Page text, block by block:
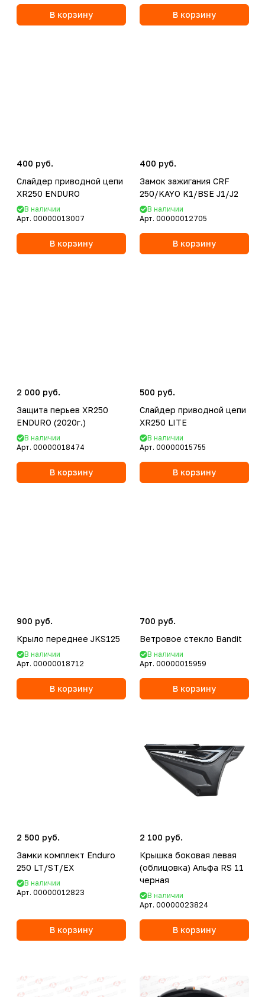
В корзину В корзину
400 руб.
Слайдер приводной цепи
XR250 ENDURO
В наличии
Арт. 00000013007
В корзину
400 руб.
Замок зажигания CRF
250/KAYO K1/BSE J1/J2
В наличии
Арт. 00000012705
В корзину
2 000 руб.
Защита перьев XR250
ENDURO (2020г.)
В наличии
Арт. 00000018474
В корзину
500 руб.
Слайдер приводной цепи
XR250 LITE
В наличии
Арт. 00000015755
В корзину
900 руб.
Крыло переднее JKS125
В наличии
Арт. 00000018712
В корзину
700 руб.
Ветровое стекло Bandit
В наличии
Арт. 00000015959
В корзину
2 500 руб.
Замки комплект Enduro
250 LT/ST/EX
В наличии
Арт. 00000012823
В корзину
2 100 руб.
Крышка боковая левая
(облицовка) Альфа RS 11
черная
В наличии
Арт. 00000023824
В корзину